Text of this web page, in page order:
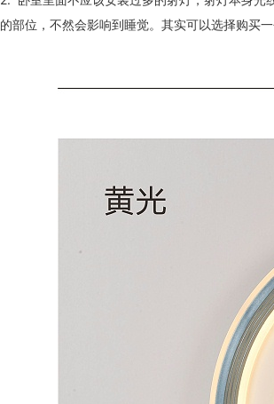
的部位，不然会影响到睡觉。其实可以选择购买